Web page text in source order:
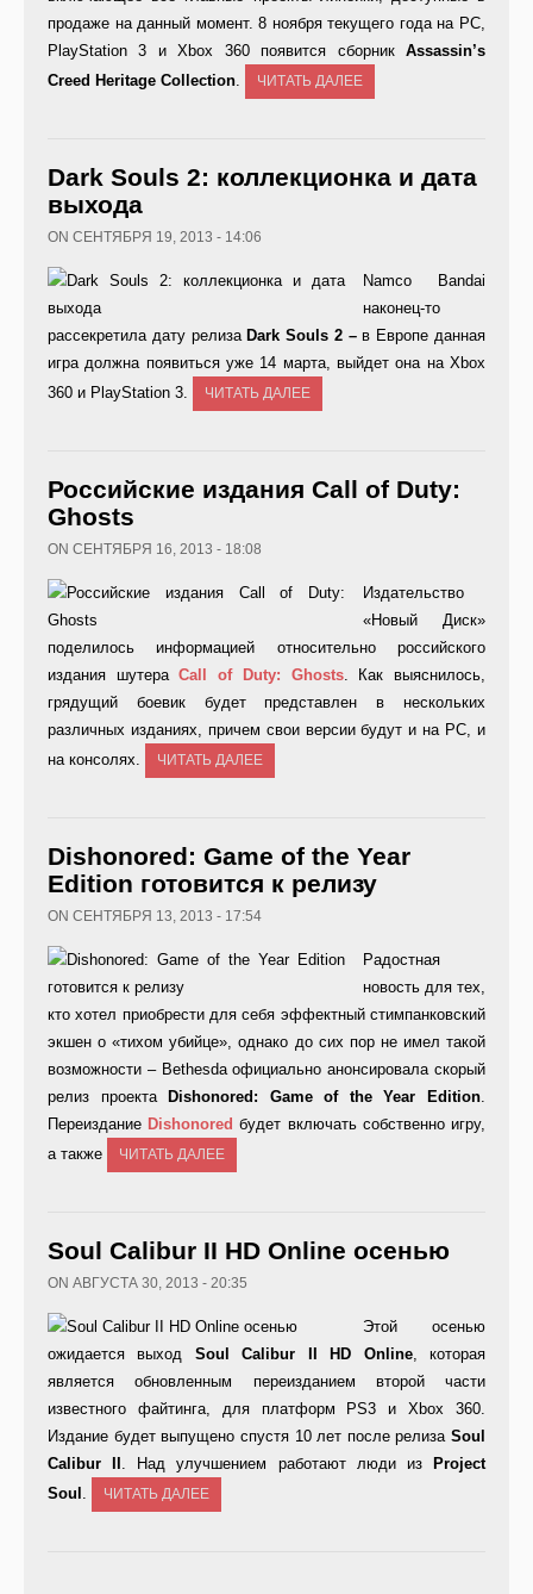
продаже на данный момент. 8 ноября текущего года на PC,
PlayStation 3 и Xbox 360 появится сборник Assassin’s
Creed Heritage Collection. ЧИТАТЬ ДАЛЕЕ
Dark Souls 2: коллекционка и дата
выхода
ON СЕНТЯБРЯ 19, 2013 - 14:06
Namco Bandai
наконец-то
рассекретила дату релиза Dark Souls 2 – в Европе данная
игра должна появиться уже 14 марта, выйдет она на Xbox
360 и PlayStation 3.
ЧИТАТЬ ДАЛЕЕ
Российские издания Call of Duty:
Ghosts
ON СЕНТЯБРЯ 16, 2013 - 18:08
Издательство
«Новый Диск»
поделилось информацией относительно российского
издания шутераCallof Duty: Ghosts. Как выяснилось,
грядущий боевик будет представлен в нескольких
различных изданиях, причем свои версии будут и на PC, и
на консолях.
ЧИТАТЬ ДАЛЕЕ
Dishonored: Game of the Year
Edition готовится к релизу
ON СЕНТЯБРЯ 13, 2013 - 17:54
Радостная
новость для тех,
кто хотел приобрести для себя эффектный стимпанковский
экшен о «тихом убийце», однако до сих пор не имел такой
возможности – Bethesda официально анонсировала скорый
релиз проекта
Dishonored: Game of the Year Edition.
Переиздание Dishonored будет включать собственно игру,
а также
ЧИТАТЬ ДАЛЕЕ
Soul Calibur II HD Online осенью
ON АВГУСТА 30, 2013 - 20:35
Этой осенью
ожидается выход Soul Calibur II HD Online, которая
является обновленным переизданием второй части
известного файтинга, для платформ PS3 и Xbox 360.
Издание будет выпущено спустя 10 лет после релиза Soul
Calibur II . Над улучшением работают люди из
Project
Soul . ЧИТАТЬ ДАЛЕЕ